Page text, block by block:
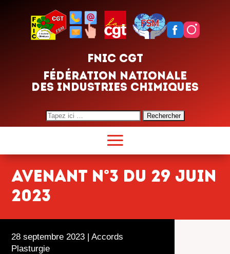
FNIC CGT
FÉDÉRATION NATIONALE
DES INDUSTRIES CHIMIQUES
Search
for:
Avenant n°3 du 29 juin
2023
28 septembre 2023 | Accords
Plasturgie